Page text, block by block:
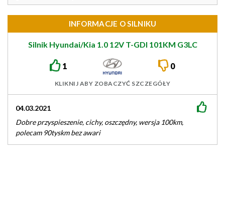
INFORMACJE O SILNIKU
Silnik Hyundai/Kia 1.0 12V T-GDI 101KM G3LC
1 0
KLIKNIJ ABY ZOBACZYĆ SZCZEGÓŁY
04.03.2021
Dobre przyspieszenie, cichy, oszczędny, wersja 100km,
polecam 90tyskm bez awari